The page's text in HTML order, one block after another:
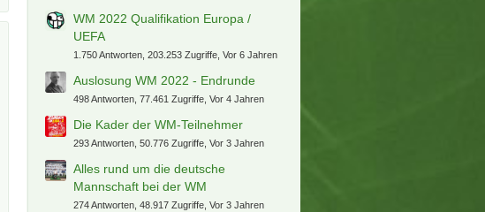
WM 2022 Qualifikation Europa /
UEFA
1.750 Antworten, 203.253 Zugriffe, Vor 6 Jahren
Auslosung WM 2022 - Endrunde
498 Antworten, 77.461 Zugriffe, Vor 4 Jahren
Die Kader der WM-Teilnehmer
293 Antworten, 50.776 Zugriffe, Vor 3 Jahren
Alles rund um die deutsche
Mannschaft bei der WM
274 Antworten, 48.917 Zugriffe, Vor 3 Jahren